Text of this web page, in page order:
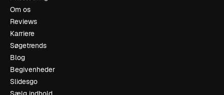
Om os
Reviews
Karriere
Søgetrends
Blog
Begivenheder
Slidesgo